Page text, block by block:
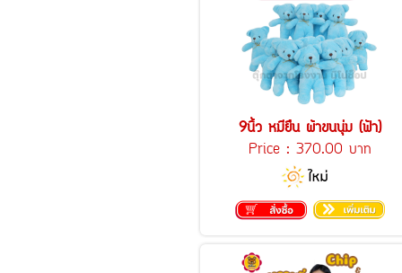
9นิ้ว หมียืน ผ้าขนนุ่ม (ฟ้า)
Price : 370.00 บาท